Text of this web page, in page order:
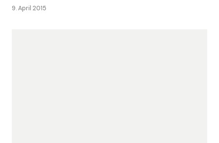
9. April 2015